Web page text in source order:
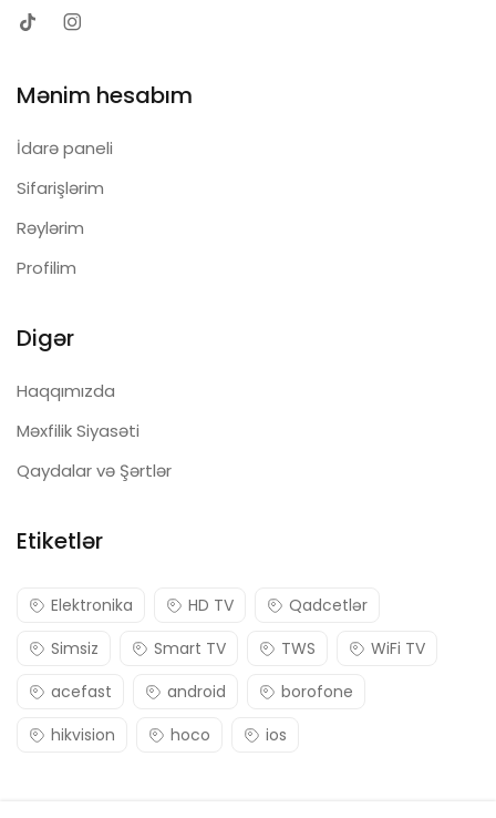
Mənim hesabım
İdarə paneli
Sifarişlərim
Rəylərim
Profilim
Digər
Haqqımızda
Məxfilik Siyasəti
Qaydalar və Şərtlər
Etiketlər
Elektronika HD TV
Qadcetlər
Simsiz
Smart TV TWS
WiFi TV
acefast
android
borofone
hikvision
hoco ios